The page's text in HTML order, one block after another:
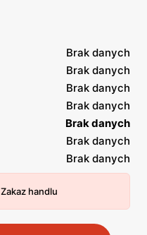
Brak danych
Brak danych
Brak danych
Brak danych
Brak danych
Brak danych
Brak danych
Zakaz handlu